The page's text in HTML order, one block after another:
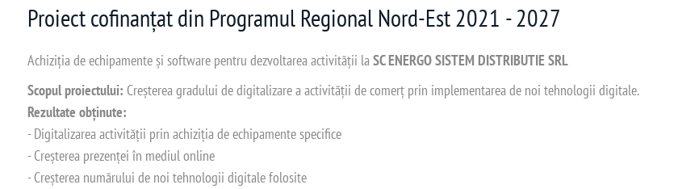
Proiect cofinanțat din Programul Regional Nord-Est 2021 - 2027
Achiziția de echipamente și software pentru dezvoltarea activității laSC ENERGO SISTEM DISTRIBUTIE SRL
Scopul proiectului: Creșterea gradului de digitalizare a activității de comerț prin implementarea de noi tehnologii digitale.
Rezultate obținute:
- Digitalizarea activității prin achiziția de echipamente specifice
- Creșterea prezenței în mediul online
- Creșterea numărului de noi tehnologii digitale folosite